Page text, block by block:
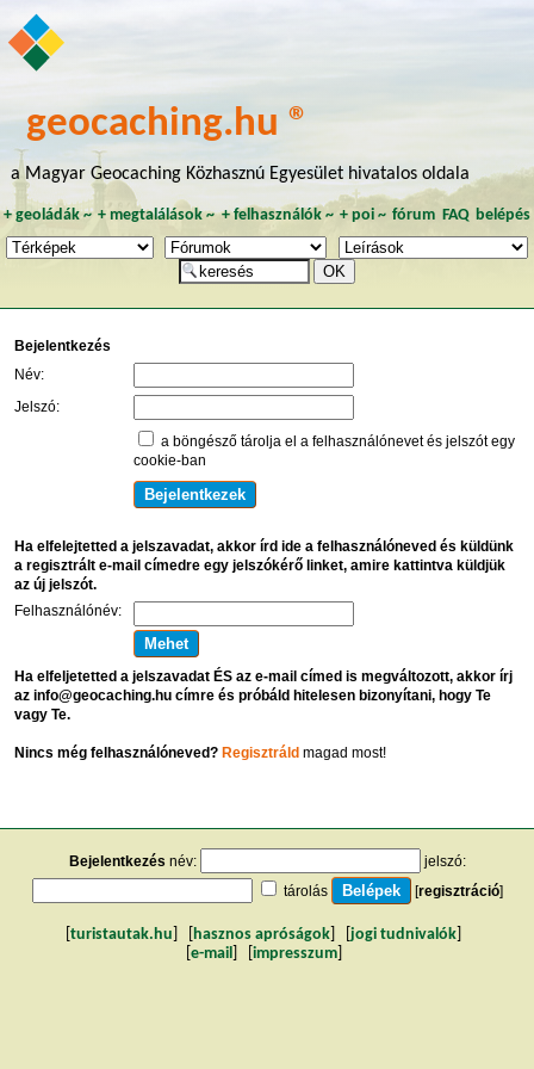
geocaching.hu ®
a Magyar Geocaching Közhasznú Egyesület hivatalos oldala
+geoládák~ +megtalálások~ +felhasználók~ + poi~ fórum FAQ belépés
Bejelentkezés
Név:
Jelszó:
a böngésző tárolja el a felhasználónevet és jelszót egy
cookie-ban
Ha elfelejtetted a jelszavadat, akkor írd ide a felhasználóneved és küldünk
a regisztrált e-mail címedre egy jelszókérő linket, amire kattintva küldjük
az új jelszót.
Felhasználónév:
Ha elfeljetetted a jelszavadat ÉS az e-mail címed is megváltozott, akkor írj
az info@geocaching.hu címre és próbáld hitelesen bizonyítani, hogy Te
vagy Te.
Nincs még felhasználóneved? Regisztráldmagad most!
Bejelentkezés név:
jelszó:
tárolás
[regisztráció]
turistautak.hu hasznos apróságok jogi tudnivalók
e-mail impresszum]